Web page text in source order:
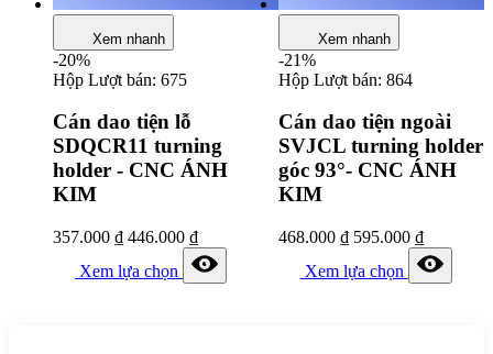
Xem nhanh
-20%
Hộp Lượt bán: 675
Cán dao tiện lỗ
SDQCR11 turning
holder - CNC ÁNH
KIM
357.000 ₫ 446.000 ₫
Xem lựa chọn
Xem nhanh
-21%
Hộp Lượt bán: 864
Cán dao tiện ngoài
SVJCL turning holder
góc 93°- CNC ÁNH
KIM
468.000₫ 595.000₫
Xem lựa chọn